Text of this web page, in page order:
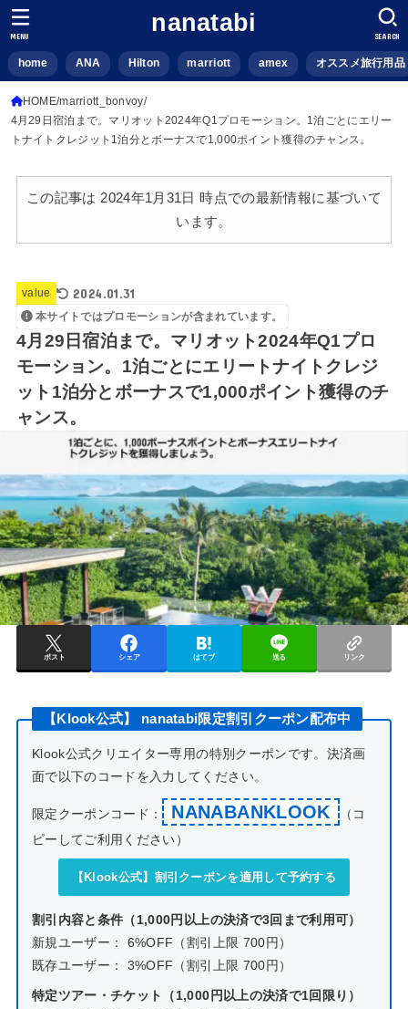
nanatabi
home ANA Hilton marriott amex オススメ旅行用品
SEARCH
MENU
HOME marriott_bonvoy
4月29日宿泊まで。マリオット2024年Q1プロモーション。1泊ごとにエリー
トナイトクレジット1泊分とボーナスで1,000ポイント獲得のチャンス。
この記事は 2024年1月31日 時点での最新情報に基づいて
います。
value 2024.01.31
本サイトではプロモーションが含まれています。
4月29日宿泊まで。マリオット2024年Q1プロ
モーション。1泊ごとにエリートナイトクレジ
ット1泊分とボーナスで1,000ポイント獲得のチ
ャンス。
ポスト シェア はてブ 送る リンク
【Klook公式】 nanatabi限定割引クーポン配布中
Klook公式クリエイター専用の特別クーポンです。決済画
面で以下のコードを入力してください。
限定クーポンコード： NANABANKLOOK
（コ
ピーしてご利用ください）
【Klook公式】割引クーポンを適用して予約する
割引内容と条件（1,000円以上の決済で3回まで利用可）
新規ユーザー： 6%OFF（割引上限 700円）
既存ユーザー： 3%OFF（割引上限 700円）
特定ツアー・チケット（1,000円以上の決済で1回限り）